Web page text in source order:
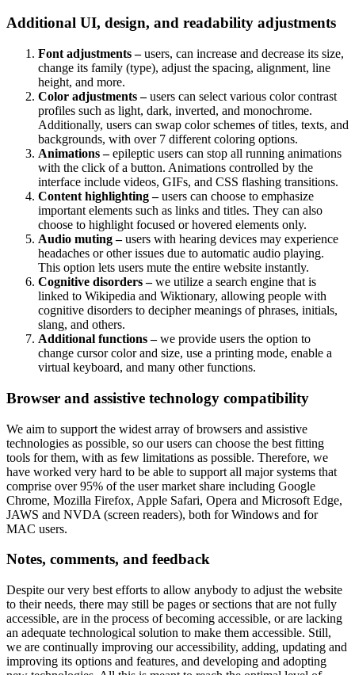
Additional UI, design, and readability adjustments
Font adjustments –users, can increase and decrease its size,
change its family (type), adjust the spacing, alignment, line
height, and more.
Color adjustments –users can select various color contrast
profiles such as light, dark, inverted, and monochrome.
Additionally, users can swap color schemes of titles, texts, and
backgrounds, with over 7 different coloring options.
Animations –epileptic users can stop all running animations
with the click of a button. Animations controlled by the
interface include videos, GIFs, and CSS flashing transitions.
Content highlighting –users can choose to emphasize
important elements such as links and titles. They can also
choose to highlight focused or hovered elements only.
Audio muting –users with hearing devices may experience
headaches or other issues due to automatic audio playing.
This option lets users mute the entire website instantly.
Cognitive disorders –we utilize a search engine that is
linked to Wikipedia and Wiktionary, allowing people with
cognitive disorders to decipher meanings of phrases, initials,
slang, and others.
Additional functions –we provide users the option to
change cursor color and size, use a printing mode, enable a
virtual keyboard, and many other functions.
Browser and assistive technology compatibility
We aim to support the widest array of browsers and assistive
technologies as possible, so our users can choose the best fitting
tools for them, with as few limitations as possible. Therefore, we
have worked very hard to be able to support all major systems that
comprise over 95% of the user market share including Google
Chrome, Mozilla Firefox, Apple Safari, Opera and Microsoft Edge,
JAWS and NVDA (screen readers), both for Windows and for
MAC users.
Notes, comments, and feedback
Despite our very best efforts to allow anybody to adjust the website
to their needs, there may still be pages or sections that are not fully
accessible, are in the process of becoming accessible, or are lacking
an adequate technological solution to make them accessible. Still,
we are continually improving our accessibility, adding, updating and
improving its options and features, and developing and adopting